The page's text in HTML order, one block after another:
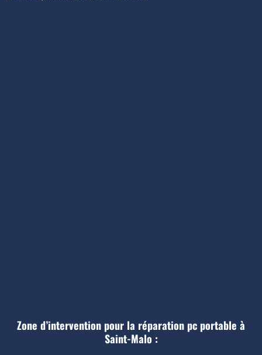
Zone d’intervention pour la réparation pc portable à
Saint-Malo :